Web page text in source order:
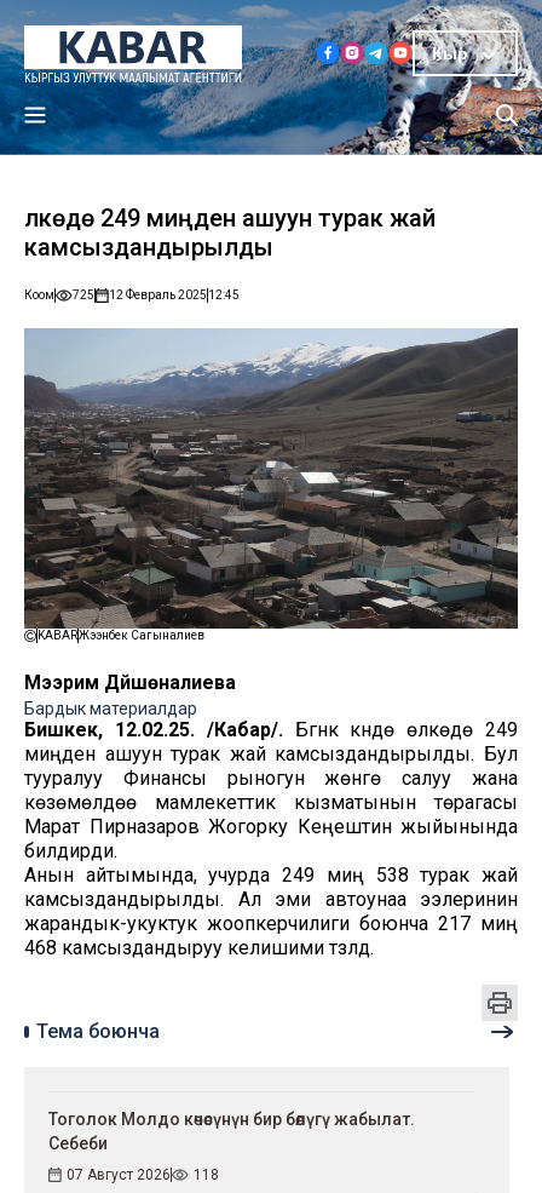
Кыр
Өлкөдө 249 миңден ашуун турак жай
камсыздандырылды
Коом 725 12 Февраль 2025 12:45
KABARЖээнбек Сагыналиев
Мээрим Дүйшөналиева
Бардык материалдар
Бишкек, 12.02.25. /Кабар/.Бүгүнкү күндө өлкөдө 249
миңден ашуун турак жай камсыздандырылды. Бул
тууралуу Финансы рыногун жөнгө салуу жана
көзөмөлдөө мамлекеттик кызматынын төрагасы
Марат Пирназаров Жогорку Кеңештин жыйынында
билдирди.
Анын айтымында, учурда 249 миң 538 турак жай
камсыздандырылды. Ал эми автоунаа ээлеринин
жарандык-укуктук жоопкерчилиги боюнча 217 миң
468 камсыздандыруу келишими түзүлдү.
Тема боюнча
Тоголок Молдо көчөсүнүн бир бөлүгү жабылат.
Себеби
07 Август 2026 118